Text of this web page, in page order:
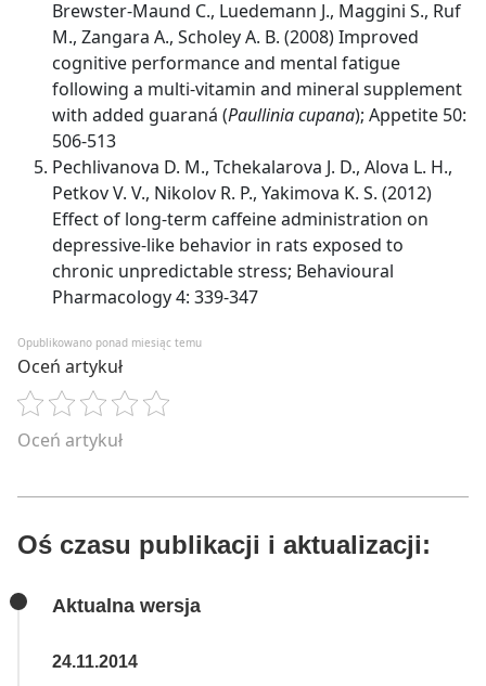
Brewster-Maund C., Luedemann J., Maggini S., Ruf
M., Zangara A., Scholey A. B. (2008) Improved
cognitive performance and mental fatigue
following a multi-vitamin and mineral supplement
with added guaraná (Paullinia cupana); Appetite 50:
506-513
Pechlivanova D. M., Tchekalarova J. D., Alova L. H.,
Petkov V. V., Nikolov R. P., Yakimova K. S. (2012)
Effect of long-term caffeine administration on
depressive-like behavior in rats exposed to
chronic unpredictable stress; Behavioural
Pharmacology 4: 339-347
Opublikowano ponad miesiąc temu
Oceń artykuł
Oceń artykuł
Oś czasu publikacji i aktualizacji:
Aktualna wersja
24.11.2014